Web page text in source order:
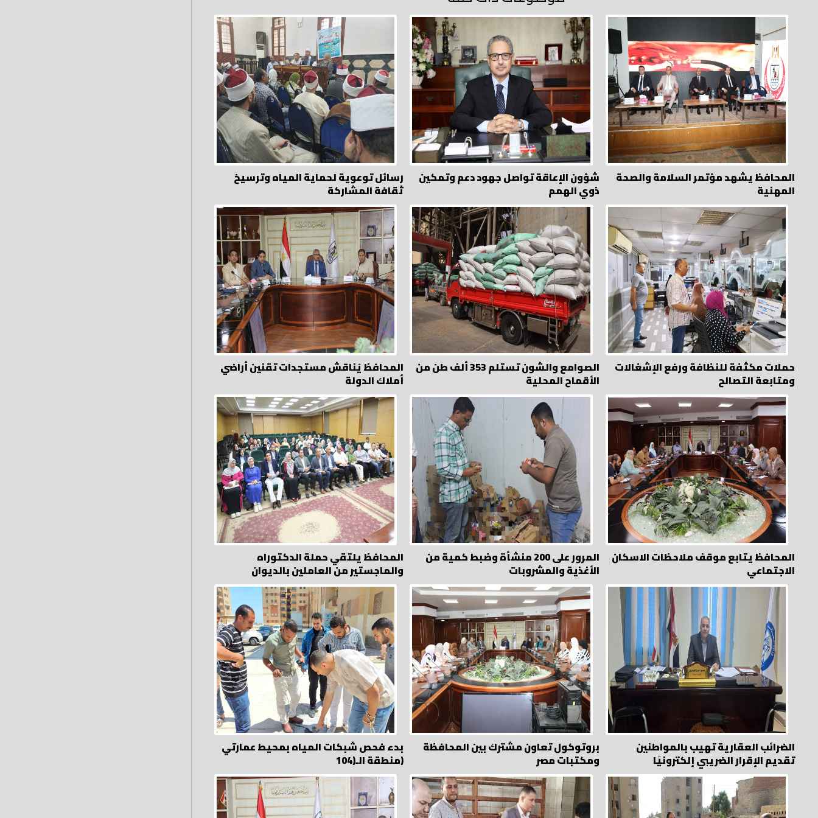
المحافظ يشهد مؤتمر السلامة والصحة
المهنية
شؤون الإعاقة تواصل جهود دعم وتمكين
ذوي الهمم
رسائل توعوية لحماية المياه وترسيخ
ثقافة المشاركة
حملات مكثفة للنظافة ورفع الإشغالات
ومتابعة التصالح
الصوامع والشون تستلم 353 ألف طن من
الأقماح المحلية
المحافظ يُناقش مستجدات تقنين أراضي
أملاك الدولة
المحافظ يتابع موقف ملاحظات الاسكان
الاجتماعي
المرور على 200 منشأة وضبط كمية من
الأغذية والمشروبات
المحافظ يلتقي حملة الدكتوراه
والماجستير من العاملين بالديوان
الضرائب العقارية تهيب بالمواطنين
تقديم الإقرار الضريبي إلكترونيًا
بروتوكول تعاون مشترك بين المحافظة
ومكتبات مصر
بدء فحص شبكات المياه بمحيط عمارتي
منطقة الـ(104)